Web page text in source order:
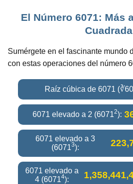
El Número 6071: Más
Cuadrada
Sumérgete en el fascinante mundo
con estas operaciones del número
Raíz cúbica de 6071
6071 elevado a 2 (60712):
6071 elevado a 3
(60713):
6071 elevado a
4 (60714):